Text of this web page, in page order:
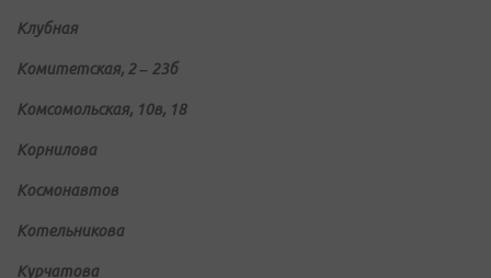
Клубная
Комитетская, 2 – 23б
Комсомольская, 10в, 18
Корнилова
Космонавтов
Котельникова
Курчатова